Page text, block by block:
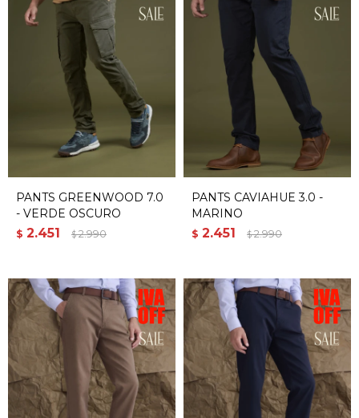
PANTS GREENWOOD 7.0
- VERDE OSCURO
$ 2.451 $ 2.990
PANTS CAVIAHUE 3.0 -
MARINO
$ 2.451 $ 2.990